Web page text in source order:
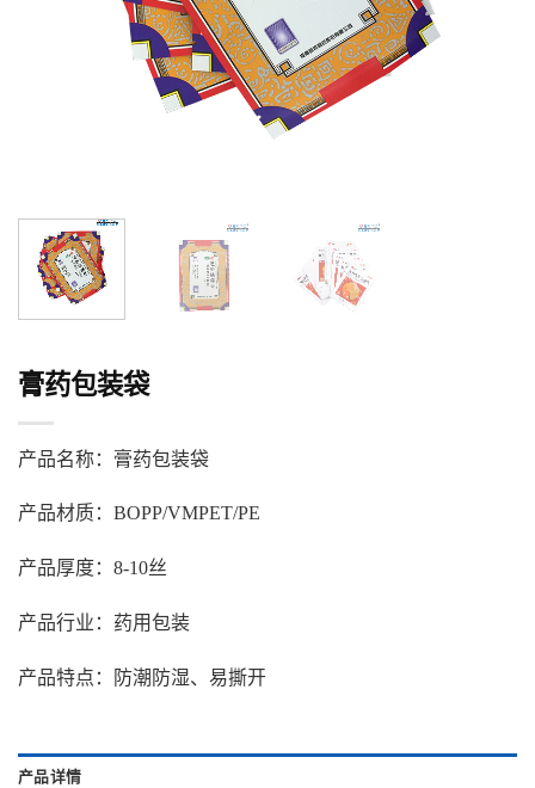
膏药包装袋
产品名称：膏药包装袋
产品材质：BOPP/VMPET/PE
产品厚度：8-10丝
产品行业：药用包装
产品特点：防潮防湿、易撕开
产品详情